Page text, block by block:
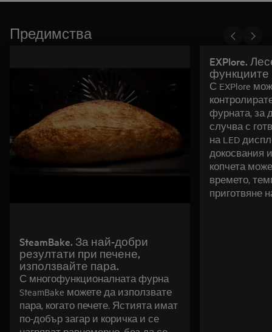
Предимства
SteamBake. За най-добри
резултати при печене,
използвайте пара.
С многофункционалната фурна
SteamBake можете да използвате
пара, когато печете. Ястията имат
по-добър загар и коричка и се
EXPlore.
С EXPlore
фурната, за
случва с
на LED
докосвания
копчета
времето,
приготвяне